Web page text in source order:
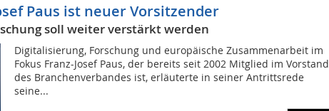
Paus ist neuer Vorsitzender
soll weiter verstärkt werden
Digitalisierung, Forschung und europäische Zusammenarbeit im
Fokus Franz-Josef Paus, der bereits seit 2002 Mitglied im Vorstand
des Branchenverbandes ist, erläuterte in seiner Antrittsrede
seine...